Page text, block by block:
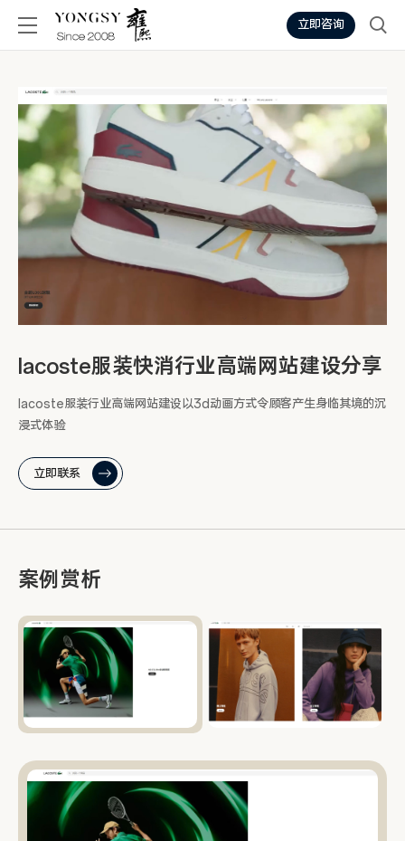
立即咨询
lacoste服装快消行业高端网站建设分享
lacoste服装行业高端网站建设以3d动画方式令顾客产生身临其境的沉
浸式体验
立即联系
案例赏析